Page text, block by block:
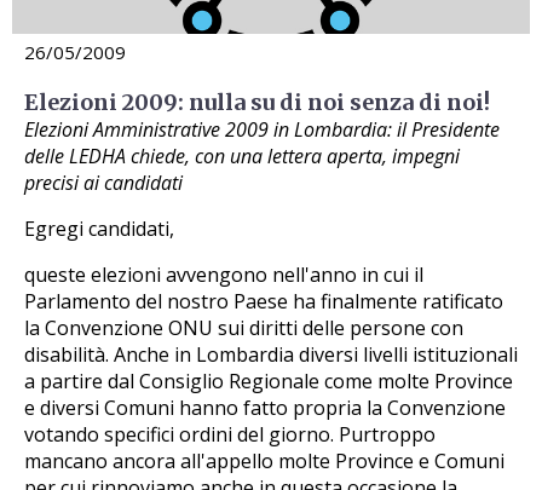
26/05/2009
Elezioni 2009: nulla su di noi senza di noi!
Elezioni Amministrative 2009 in Lombardia: il Presidente
delle LEDHA chiede, con una lettera aperta, impegni
precisi ai candidati
Egregi candidati,
queste elezioni avvengono nell'anno in cui il
Parlamento del nostro Paese ha finalmente ratificato
la Convenzione ONU sui diritti delle persone con
disabilità. Anche in Lombardia diversi livelli istituzionali
a partire dal Consiglio Regionale come molte Province
e diversi Comuni hanno fatto propria la Convenzione
votando specifici ordini del giorno. Purtroppo
mancano ancora all'appello molte Province e Comuni